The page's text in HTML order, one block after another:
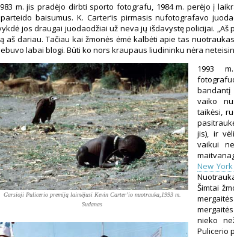
m. jis pradėjo dirbti sporto fotografu, 1984 m. perėjo į
baisumus. K. Carter‘is pirmasis nufotografavo
jos draugai juodaodžiai už neva jų išdavystę policijai.
aš dariau. Tačiau kai žmonės ėmė kalbėti apie tas
labai blogi. Būti ko nors kraupaus liudininku nėra
Garsioji Pulicerio premiją laimėjusi Kevin Carter’io nuotrauka,1993 m.
Sudanas
1993
bandantį
vaiko
taikėsi,
jis), ir
vaikui
New
Šimtai
nieko
Pulicerio